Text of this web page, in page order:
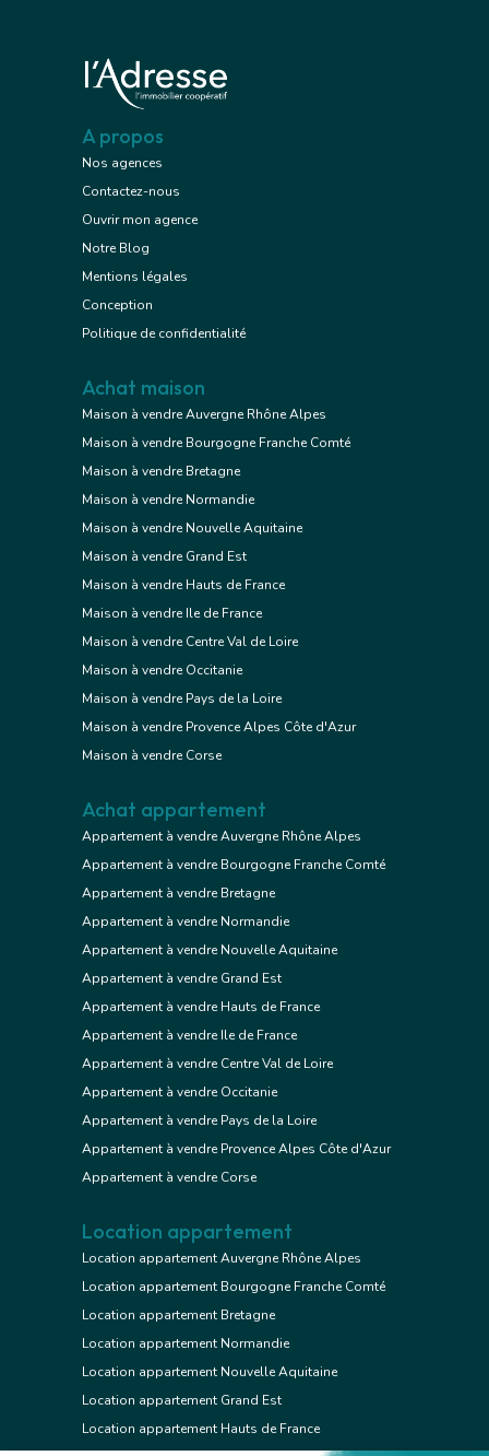
A propos
Nos agences
Contactez-nous
Ouvrir mon agence
Notre Blog
Mentions légales
Conception
Politique de confidentialité
Achat maison
Maison à vendre Auvergne Rhône Alpes
Maison à vendre Bourgogne Franche Comté
Maison à vendre Bretagne
Maison à vendre Normandie
Maison à vendre Nouvelle Aquitaine
Maison à vendre Grand Est
Maison à vendre Hauts de France
Maison à vendre Ile de France
Maison à vendre Centre Val de Loire
Maison à vendre Occitanie
Maison à vendre Pays de la Loire
Maison à vendre Provence Alpes Côte d'Azur
Maison à vendre Corse
Achat appartement
Appartement à vendre Auvergne Rhône Alpes
Appartement à vendre Bourgogne Franche Comté
Appartement à vendre Bretagne
Appartement à vendre Normandie
Appartement à vendre Nouvelle Aquitaine
Appartement à vendre Grand Est
Appartement à vendre Hauts de France
Appartement à vendre Ile de France
Appartement à vendre Centre Val de Loire
Appartement à vendre Occitanie
Appartement à vendre Pays de la Loire
Appartement à vendre Provence Alpes Côte d'Azur
Appartement à vendre Corse
Location appartement
Location appartement Auvergne Rhône Alpes
Location appartement Bourgogne Franche Comté
Location appartement Bretagne
Location appartement Normandie
Location appartement Nouvelle Aquitaine
Location appartement Grand Est
Location appartement Hauts de France